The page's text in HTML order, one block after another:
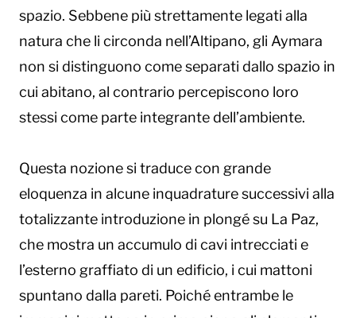
spazio. Sebbene più strettamente legati alla
natura che li circonda nell’Altipano, gli Aymara
non si distinguono come separati dallo spazio in
cui abitano, al contrario percepiscono loro
stessi come parte integrante dell’ambiente.
Questa nozione si traduce con grande
eloquenza in alcune inquadrature successivi alla
totalizzante introduzione in plongé su La Paz,
che mostra un accumulo di cavi intrecciati e
l’esterno graffiato di un edificio, i cui mattoni
spuntano dalla pareti. Poiché entrambe le